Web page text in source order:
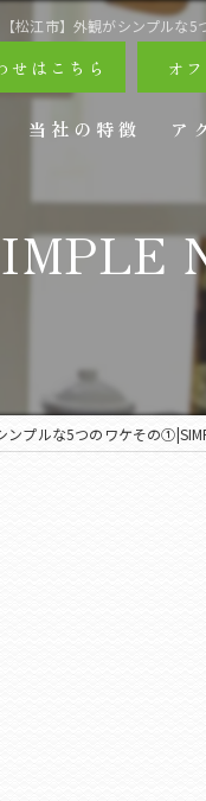
【松江市】外観がシンプルな5
せはこちら オ
当社の特徴
リフォーム
エクステリア
ア
ンプルな5つのワケその